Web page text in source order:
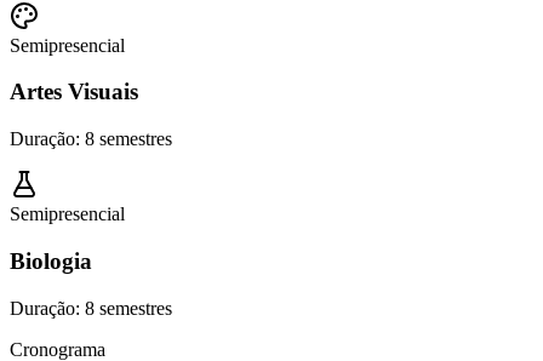
Semipresencial
Artes Visuais
Duração: 8 semestres
Semipresencial
Biologia
Duração: 8 semestres
Cronograma